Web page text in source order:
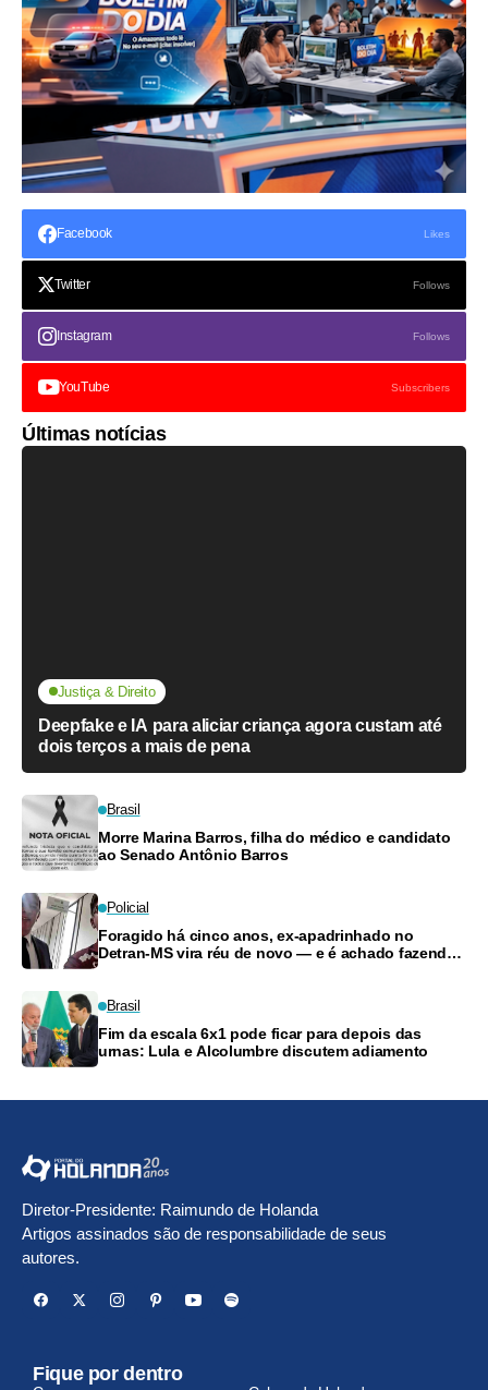
Facebook Likes
Twitter Follows
Instagram Follows
YouTube Subscribers
Últimas notícias
Justiça & Direito
Deepfake e IA para aliciar criança agora custam até
dois terços a mais de pena
Brasil
Morre Marina Barros, filha do médico e candidato
ao Senado Antônio Barros
Policial
Foragido há cinco anos, ex-apadrinhado no
Detran-MS vira réu de novo — e é achado fazendo
Brasil
Fim da escala 6x1 pode ficar para depois das
urnas: Lula e Alcolumbre discutem adiamento
Diretor-Presidente: Raimundo de Holanda
Artigos assinados são de responsabilidade de seus
autores.
Fique por dentro